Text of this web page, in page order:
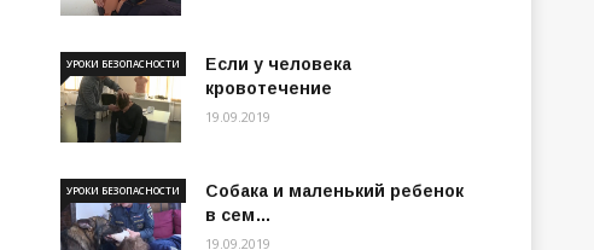
Если у человека
кровотечение
УРОКИ БЕЗОПАСНОСТИ
19.09.2019
Собака и маленький ребенок
в сем…
УРОКИ БЕЗОПАСНОСТИ
19.09.2019